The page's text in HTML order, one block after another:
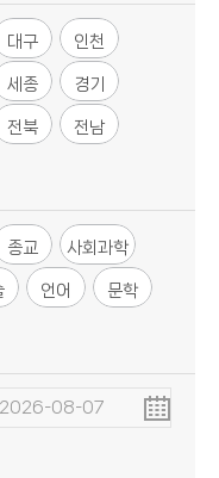
대구 인천
세종 경기
전북 전남
종교 사회과학
언어 문학